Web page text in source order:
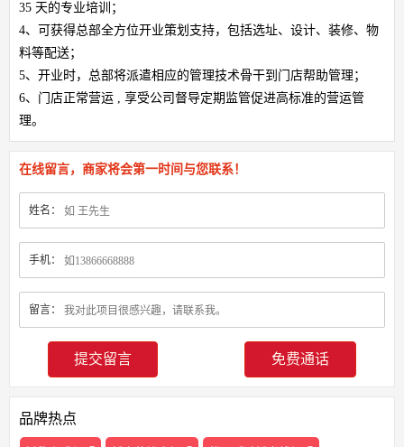
35 天的专业培训；
4、可获得总部全方位开业策划支持，包括选址、设计、装修、物
料等配送；
5、开业时，总部将派遣相应的管理技术骨干到门店帮助管理；
6、门店正常营运 , 享受公司督导定期监管促进高标准的营运管
理。
在线留言，商家将会第一时间与您联系！
姓名：
手机：
留言：
免费通话
品牌热点